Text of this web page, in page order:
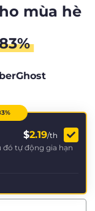
mùa hè
$2.19/th
đó tự động gia hạn